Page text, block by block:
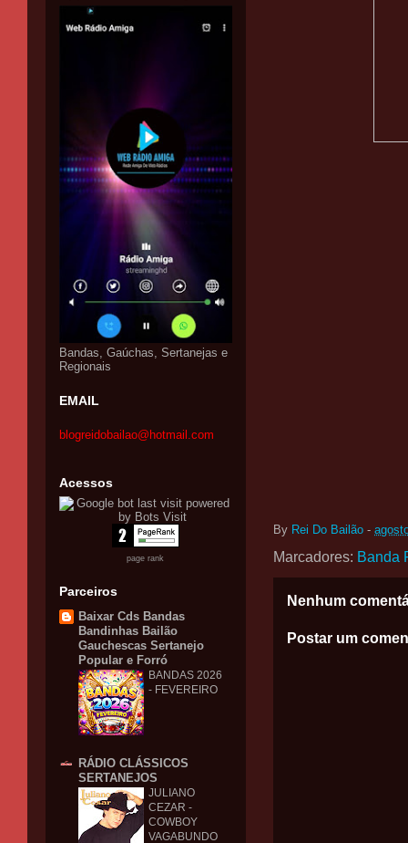
By Rei Do Bailão -
Marcadores: Banda
Nenhum
Postar um
Bandas, Gaúchas, Sertanejas e
Regionais
EMAIL
blogreidobailao@hotmail.com
Acessos
page rank
Parceiros
Baixar Cds Bandas
Bandinhas Bailão
Gauchescas Sertanejo
Popular e Forró
BANDAS 2026
- FEVEREIRO
RÁDIO CLÁSSICOS
SERTANEJOS
JULIANO
CEZAR -
COWBOY
VAGABUNDO